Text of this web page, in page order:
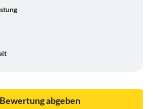
Bewertung abgeben